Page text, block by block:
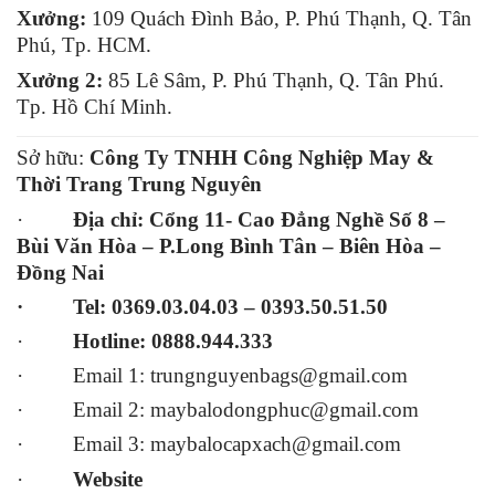
Xưởng: 109 Quách Đình Bảo, P. Phú Thạnh, Q. Tân
Phú, Tp. HCM.
Xưởng 2: 85 Lê Sâm, P. Phú Thạnh, Q. Tân Phú.
Tp. Hồ Chí Minh.
Sở hữu: Công Ty TNHH Công Nghiệp May &
Thời Trang Trung Nguyên
· Địa chỉ: Cổng 11- Cao Đẳng Nghề Số 8 –
Bùi Văn Hòa – P.Long Bình Tân – Biên Hòa –
Đồng Nai
· Tel: 0369.03.04.03 – 0393.50.51.50
· Hotline: 0888.944.333
· Email 1: trungnguyenbags@gmail.com
· Email 2: maybalodongphuc@gmail.com
· Email 3: maybalocapxach@gmail.com
· Website